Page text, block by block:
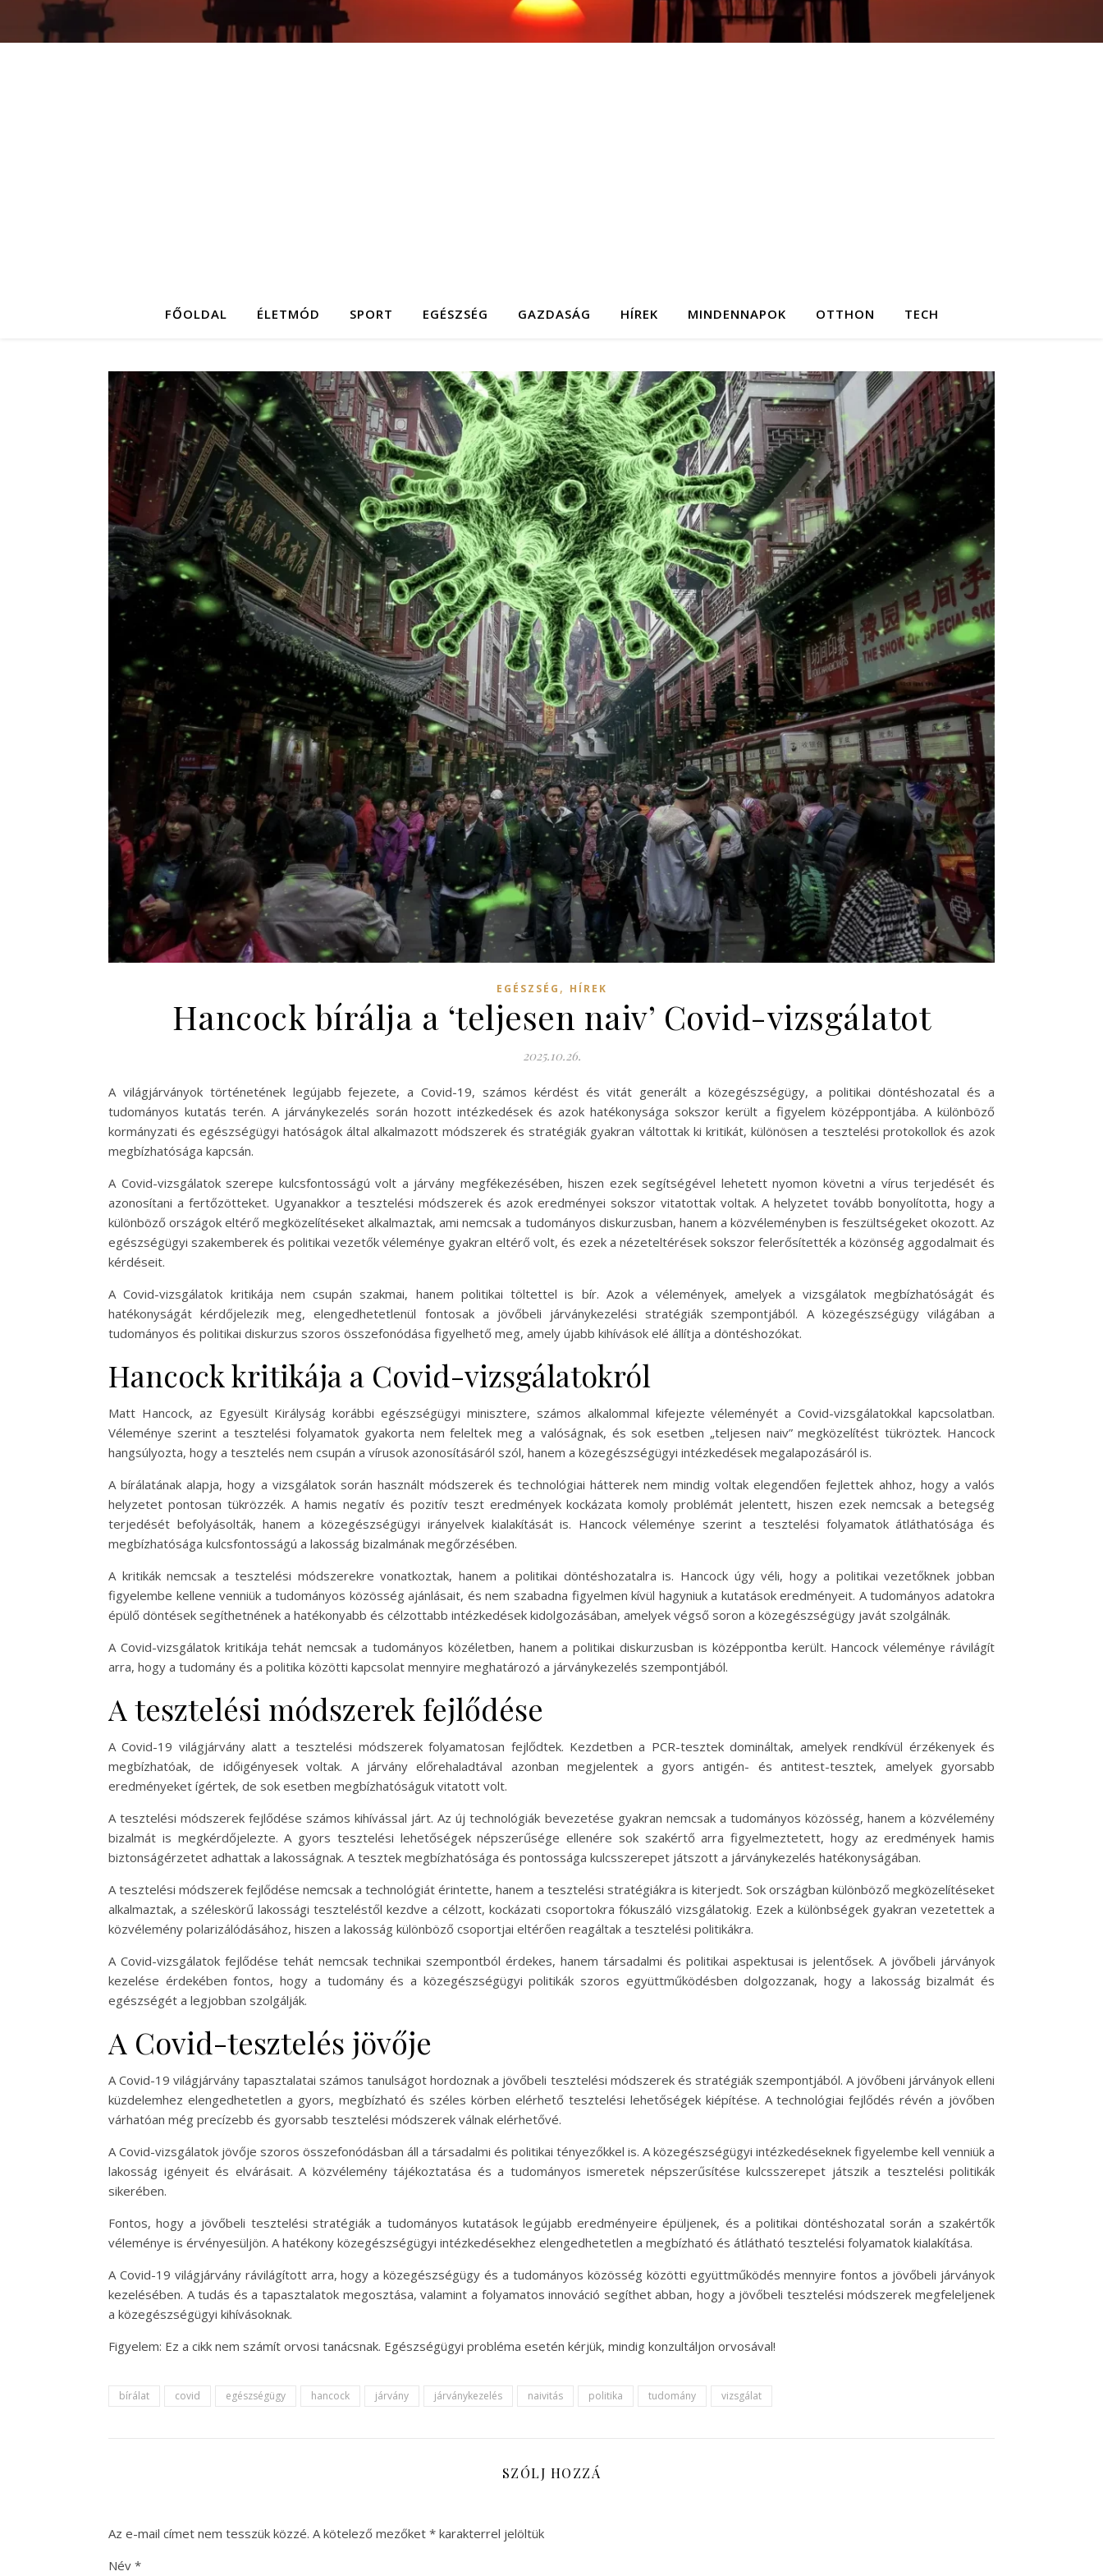
FŐOLDAL ÉLETMÓD SPORT EGÉSZSÉG GAZDASÁG HÍREK MINDENNAPOK OTTHON TECH
EGÉSZSÉG , HÍREK
Hancock bírálja a ‘teljesen naiv’ Covid-vizsgálatot
2025.10.26.
A világjárványok történetének legújabb fejezete, a Covid-19, számos kérdést és vitát generált a közegészségügy, a politikai döntéshozatal és a
tudományos kutatás terén. A járványkezelés során hozott intézkedések és azok hatékonysága sokszor került a figyelem középpontjába. A különböző
kormányzati és egészségügyi hatóságok által alkalmazott módszerek és stratégiák gyakran váltottak ki kritikát, különösen a tesztelési protokollok és azok
megbízhatósága kapcsán.
A Covid-vizsgálatok szerepe kulcsfontosságú volt a járvány megfékezésében, hiszen ezek segítségével lehetett nyomon követni a vírus terjedését és
azonosítani a fertőzötteket. Ugyanakkor a tesztelési módszerek és azok eredményei sokszor vitatottak voltak. A helyzetet tovább bonyolította, hogy a
különböző országok eltérő megközelítéseket alkalmaztak, ami nemcsak a tudományos diskurzusban, hanem a közvéleményben is feszültségeket okozott. Az
egészségügyi szakemberek és politikai vezetők véleménye gyakran eltérő volt, és ezek a nézeteltérések sokszor felerősítették a közönség aggodalmait és
kérdéseit.
A Covid-vizsgálatok kritikája nem csupán szakmai, hanem politikai töltettel is bír. Azok a vélemények, amelyek a vizsgálatok megbízhatóságát és
hatékonyságát kérdőjelezik meg, elengedhetetlenül fontosak a jövőbeli járványkezelési stratégiák szempontjából. A közegészségügy világában a
tudományos és politikai diskurzus szoros összefonódása figyelhető meg, amely újabb kihívások elé állítja a döntéshozókat.
Hancock kritikája a Covid-vizsgálatokról
Matt Hancock, az Egyesült Királyság korábbi egészségügyi minisztere, számos alkalommal kifejezte véleményét a Covid-vizsgálatokkal kapcsolatban.
Véleménye szerint a tesztelési folyamatok gyakorta nem feleltek meg a valóságnak, és sok esetben „teljesen naiv” megközelítést tükröztek. Hancock
hangsúlyozta, hogy a tesztelés nem csupán a vírusok azonosításáról szól, hanem a közegészségügyi intézkedések megalapozásáról is.
A bírálatának alapja, hogy a vizsgálatok során használt módszerek és technológiai hátterek nem mindig voltak elegendően fejlettek ahhoz, hogy a valós
helyzetet pontosan tükrözzék. A hamis negatív és pozitív teszt eredmények kockázata komoly problémát jelentett, hiszen ezek nemcsak a betegség
terjedését befolyásolták, hanem a közegészségügyi irányelvek kialakítását is. Hancock véleménye szerint a tesztelési folyamatok átláthatósága és
megbízhatósága kulcsfontosságú a lakosság bizalmának megőrzésében.
A kritikák nemcsak a tesztelési módszerekre vonatkoztak, hanem a politikai döntéshozatalra is. Hancock úgy véli, hogy a politikai vezetőknek jobban
figyelembe kellene venniük a tudományos közösség ajánlásait, és nem szabadna figyelmen kívül hagyniuk a kutatások eredményeit. A tudományos adatokra
épülő döntések segíthetnének a hatékonyabb és célzottabb intézkedések kidolgozásában, amelyek végső soron a közegészségügy javát szolgálnák.
A Covid-vizsgálatok kritikája tehát nemcsak a tudományos közéletben, hanem a politikai diskurzusban is középpontba került. Hancock véleménye rávilágít
arra, hogy a tudomány és a politika közötti kapcsolat mennyire meghatározó a járványkezelés szempontjából.
A tesztelési módszerek fejlődése
A Covid-19 világjárvány alatt a tesztelési módszerek folyamatosan fejlődtek. Kezdetben a PCR-tesztek domináltak, amelyek rendkívül érzékenyek és
megbízhatóak, de időigényesek voltak. A járvány előrehaladtával azonban megjelentek a gyors antigén- és antitest-tesztek, amelyek gyorsabb
eredményeket ígértek, de sok esetben megbízhatóságuk vitatott volt.
A tesztelési módszerek fejlődése számos kihívással járt. Az új technológiák bevezetése gyakran nemcsak a tudományos közösség, hanem a közvélemény
bizalmát is megkérdőjelezte. A gyors tesztelési lehetőségek népszerűsége ellenére sok szakértő arra figyelmeztetett, hogy az eredmények hamis
biztonságérzetet adhattak a lakosságnak. A tesztek megbízhatósága és pontossága kulcsszerepet játszott a járványkezelés hatékonyságában.
A tesztelési módszerek fejlődése nemcsak a technológiát érintette, hanem a tesztelési stratégiákra is kiterjedt. Sok országban különböző megközelítéseket
alkalmaztak, a széleskörű lakossági teszteléstől kezdve a célzott, kockázati csoportokra fókuszáló vizsgálatokig. Ezek a különbségek gyakran vezetettek a
közvélemény polarizálódásához, hiszen a lakosság különböző csoportjai eltérően reagáltak a tesztelési politikákra.
A Covid-vizsgálatok fejlődése tehát nemcsak technikai szempontból érdekes, hanem társadalmi és politikai aspektusai is jelentősek. A jövőbeli járványok
kezelése érdekében fontos, hogy a tudomány és a közegészségügyi politikák szoros együttműködésben dolgozzanak, hogy a lakosság bizalmát és
egészségét a legjobban szolgálják.
A Covid-tesztelés jövője
A Covid-19 világjárvány tapasztalatai számos tanulságot hordoznak a jövőbeli tesztelési módszerek és stratégiák szempontjából. A jövőbeni járványok elleni
küzdelemhez elengedhetetlen a gyors, megbízható és széles körben elérhető tesztelési lehetőségek kiépítése. A technológiai fejlődés révén a jövőben
várhatóan még precízebb és gyorsabb tesztelési módszerek válnak elérhetővé.
A Covid-vizsgálatok jövője szoros összefonódásban áll a társadalmi és politikai tényezőkkel is. A közegészségügyi intézkedéseknek figyelembe kell venniük a
lakosság igényeit és elvárásait. A közvélemény tájékoztatása és a tudományos ismeretek népszerűsítése kulcsszerepet játszik a tesztelési politikák
sikerében.
Fontos, hogy a jövőbeli tesztelési stratégiák a tudományos kutatások legújabb eredményeire épüljenek, és a politikai döntéshozatal során a szakértők
véleménye is érvényesüljön. A hatékony közegészségügyi intézkedésekhez elengedhetetlen a megbízható és átlátható tesztelési folyamatok kialakítása.
A Covid-19 világjárvány rávilágított arra, hogy a közegészségügy és a tudományos közösség közötti együttműködés mennyire fontos a jövőbeli járványok
kezelésében. A tudás és a tapasztalatok megosztása, valamint a folyamatos innováció segíthet abban, hogy a jövőbeli tesztelési módszerek megfeleljenek
a közegészségügyi kihívásoknak.
Figyelem: Ez a cikk nem számít orvosi tanácsnak. Egészségügyi probléma esetén kérjük, mindig konzultáljon orvosával!
bírálat covid egészségügy hancock járvány járványkezelés naivitás politika tudomány vizsgálat
SZÓLJ HOZZÁ
Az e-mail címet nem tesszük közzé. A kötelező mezőket * karakterrel jelöltük
Név *